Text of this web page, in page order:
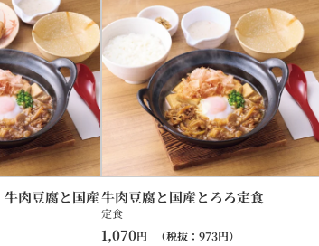
牛肉豆腐と国産牛肉豆腐と国産とろろ定食
定食
1,070円 （税抜： 973円）